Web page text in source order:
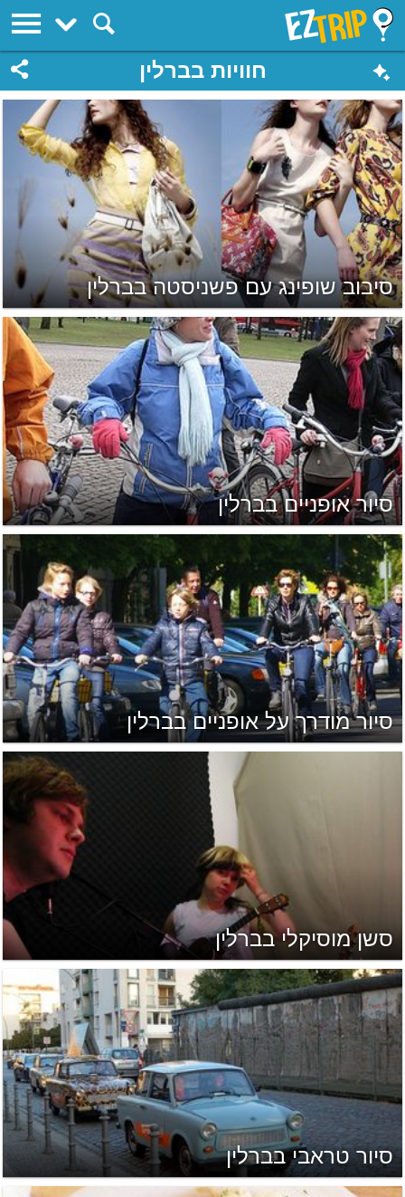
EZTrip
חוויות בברלין
סיבוב שופינג עם פשניסטה בברלין
סיור אופניים בברלין
סיור מודרך על אופניים בברלין
סשן מוסיקלי בברלין
סיור טראבי בברלין